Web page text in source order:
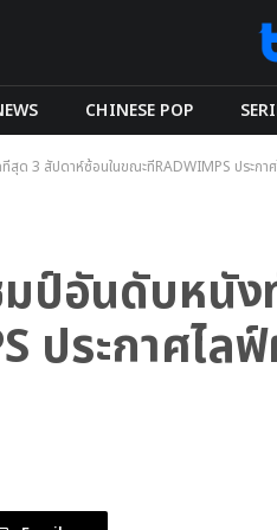
CHINESE POP
สุด 3 สัปดาห์ซ้อนในขณะที่RADWIMPS ประก
ป์อันดับหนั
ประกาศไล